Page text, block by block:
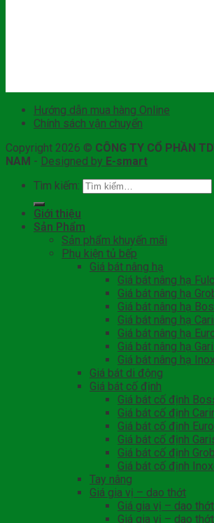
Hướng dẫn mua hàng Online
Chính sách vận chuyển
Copyright 2026 © CÔNG TY CỔ PHẦN
NAM - Designed by E-smart
Tìm kiếm:
Giới thiệu
Sản Phẩm
Sản phẩm khuyến mãi
Phụ kiện tủ bếp
Giá bát nâng hạ
Giá bát nâng hạ
Giá bát nâng hạ
Giá bát nâng hạ
Giá bát nâng hạ
Giá bát nâng hạ
Giá bát nâng hạ
Giá bát nâng hạ
Giá bát di động
Giá bát cố định
Giá bát cố định
Giá bát cố định
Giá bát cố định
Giá bát cố định
Giá bát cố định Grob
Giá bát cố định
Tay nâng
Giá gia vị – dao thớt
Giá gia vị – dao
Giá gia vị – dao